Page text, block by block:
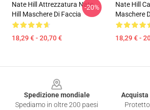
Nate Hill Attrezzatura Nate
Hill Maschere Di Faccia
18,29 € - 20,70 €
-20%
Nate Hill
Maschere
18,29 € -
Spedizione mondiale
Spediamo in oltre 200 paesi